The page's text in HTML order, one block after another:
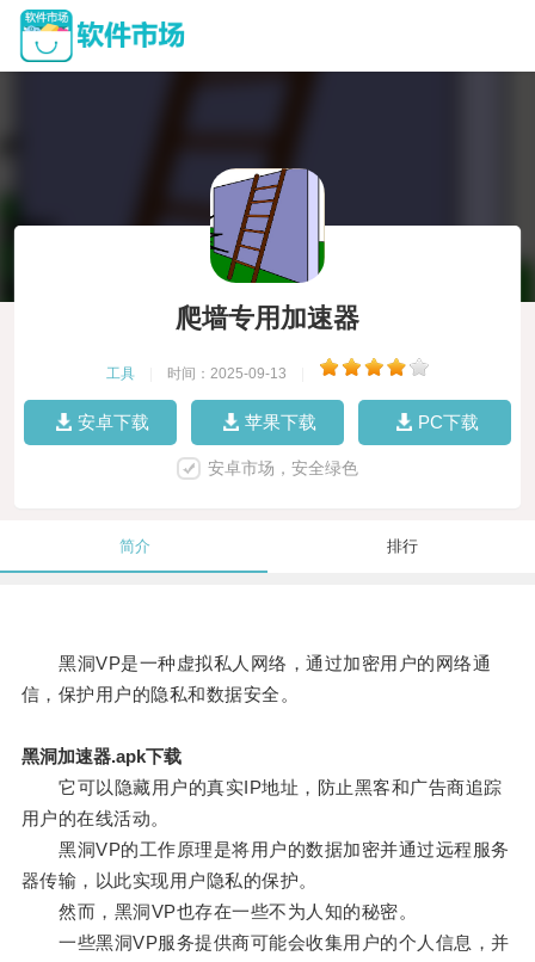
爬墙专用加速器
工具 时间：2025-09-13
安卓下载 苹果下载 PC下载
安卓市场，安全绿色
简介 排行
黑洞VP是一种虚拟私人网络，通过加密用户的网络通
信，保护用户的隐私和数据安全。
黑洞加速器.apk下载
它可以隐藏用户的真实IP地址，防止黑客和广告商追踪
用户的在线活动。
黑洞VP的工作原理是将用户的数据加密并通过远程服务
器传输，以此实现用户隐私的保护。
然而，黑洞VP也存在一些不为人知的秘密。
一些黑洞VP服务提供商可能会收集用户的个人信息，并